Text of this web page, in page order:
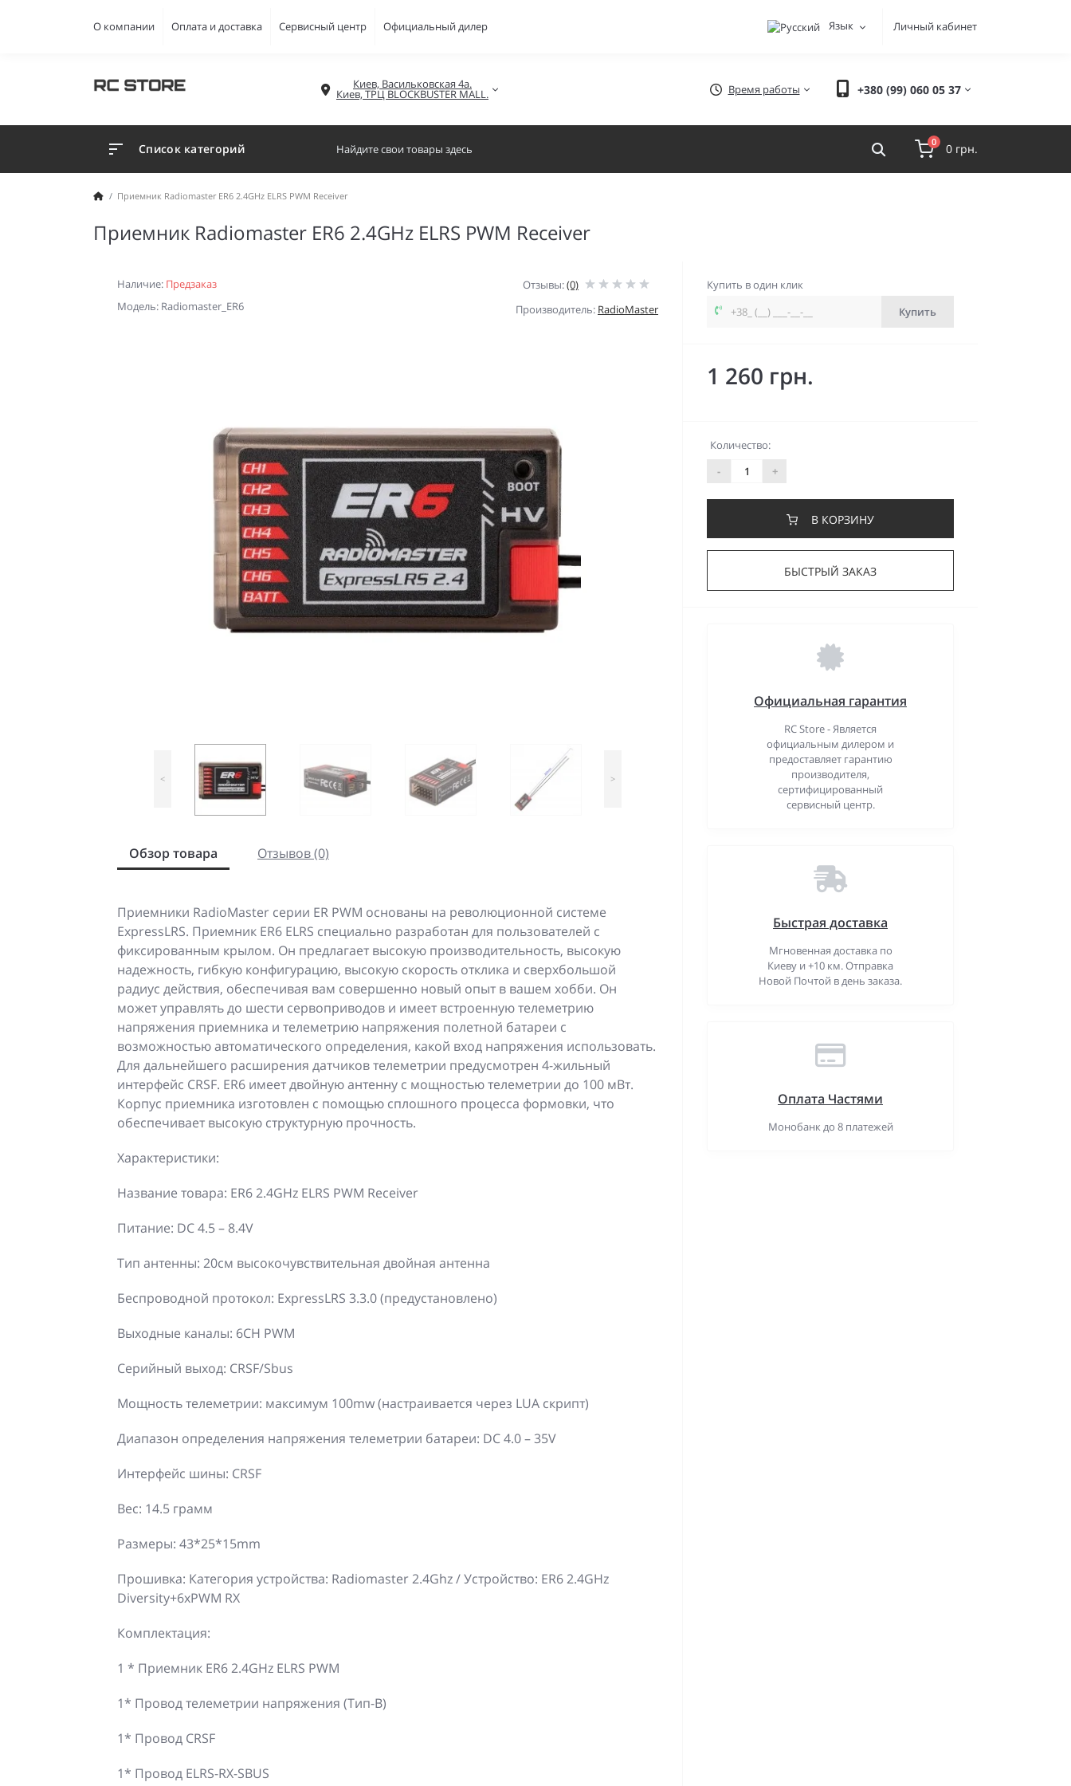
О компании Оплата и доставка Сервисный центр Официальный дилер Язык Личный кабинет
Киев, Васильковская 4а.
Киев, ТРЦ BLOCKBUSTER MALL. Время работы +380 (99) 060 05 37
Список категорий 0 0 грн.
Приемник Radiomaster ER6 2.4GHz ELRS PWM Receiver
Приемник Radiomaster ER6 2.4GHz ELRS PWM Receiver
Наличие: Предзаказ
Модель: Radiomaster_ER6
Отзывы:(0)
Производитель: RadioMaster
< >
Обзор товара Отзывов (0)
Приемники RadioMaster серии ER PWM основаны на революционной системе
ExpressLRS. Приемник ER6 ELRS специально разработан для пользователей с
фиксированным крылом. Он предлагает высокую производительность, высокую
надежность, гибкую конфигурацию, высокую скорость отклика и сверхбольшой
радиус действия, обеспечивая вам совершенно новый опыт в вашем хобби. Он
может управлять до шести сервоприводов и имеет встроенную телеметрию
напряжения приемника и телеметрию напряжения полетной батареи с
возможностью автоматического определения, какой вход напряжения использовать.
Для дальнейшего расширения датчиков телеметрии предусмотрен 4-жильный
интерфейс CRSF. ER6 имеет двойную антенну с мощностью телеметрии до 100 мВт.
Корпус приемника изготовлен с помощью сплошного процесса формовки, что
обеспечивает высокую структурную прочность.
Характеристики:
Название товара: ER6 2.4GHz ELRS PWM Receiver
Питание: DC 4.5 – 8.4V
Тип антенны: 20см высокочувствительная двойная антенна
Беспроводной протокол: ExpressLRS 3.3.0 (предустановлено)
Выходные каналы: 6CH PWM
Серийный выход: CRSF/Sbus
Мощность телеметрии: максимум 100mw (настраивается через LUA скрипт)
Диапазон определения напряжения телеметрии батареи: DC 4.0 – 35V
Интерфейс шины: CRSF
Вес: 14.5 грамм
Размеры: 43*25*15mm
Прошивка: Категория устройства: Radiomaster 2.4Ghz / Устройство: ER6 2.4GHz
Diversity+6xPWM RX
Комплектация:
1 * Приемник ER6 2.4GHz ELRS PWM
1* Провод телеметрии напряжения (Тип-B)
1* Провод CRSF
1* Провод ELRS-RX-SBUS
Купить в один клик
Купить
1 260 грн.
Количество:
-
+
В КОРЗИНУ
БЫСТРЫЙ ЗАКАЗ
Официальная гарантия
RC Store - Является
официальным дилером и
предоставляет гарантию
производителя,
сертифицированный
сервисный центр.
Быстрая доставка
Мгновенная доставка по
Киеву и +10 км. Отправка
Новой Почтой в день заказа.
Оплата Частями
Монобанк до 8 платежей